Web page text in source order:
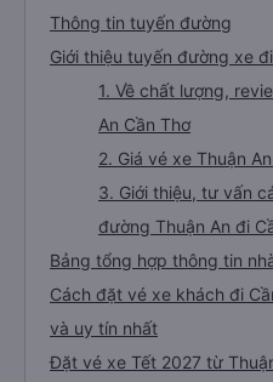
Thông tin tuyến đường
Giới thiệu tuyến đường xe
1. Về chất lượng,
An Cần Thơ
2. Giá vé xe Thuận
3. Giới thiệu, tư vấn
đường Thuận An đi
Bảng tổng hợp thông tin
Cách đặt vé xe khách đi
và uy tín nhất
Đặt vé xe Tết 2027 từ